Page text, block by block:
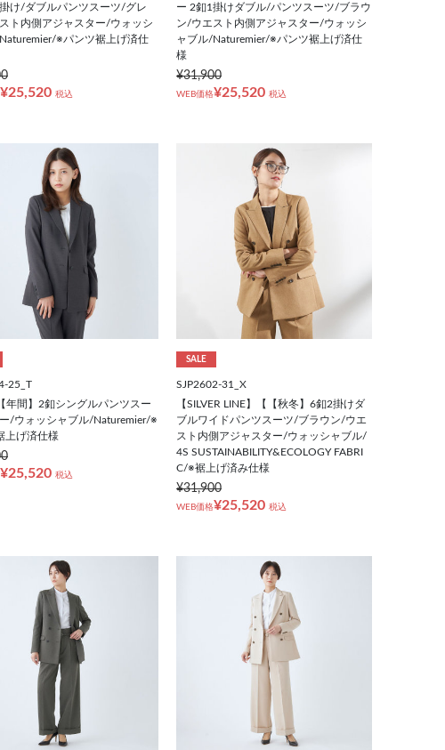
け/ダブルパンツスーツ/グレ
ト内側アジャスター/ウォッシ
※パンツ裾上げ済仕
¥25,520 税込
ー 2釦1掛けダブル/パンツスーツ/ブラウ
ン/ウエスト内側アジャスター/ウォッシ
ャブル/Naturemier/※パンツ裾上げ済仕
様
¥31,900
WEB価格¥25,520 税込
25_T
年間】2釦シングルパンツスー
/ウォッシャブル/Naturemier/※
上げ済仕様
¥25,520 税込
SALE
SJP2602-31_X
【SILVER LINE】【【秋冬】6釦2掛けダ
ブルワイドパンツスーツ/ブラウン/ウエ
スト内側アジャスター/ウォッシャブル/
4S SUSTAINABILITY&ECOLOGY FABRI
C/※裾上げ済み仕様
¥31,900
WEB価格¥25,520 税込